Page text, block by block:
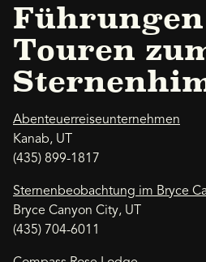
Touren
Abenteuerreiseunternehmen
Kanab, UT
(435) 899-1817
Sternenbeobachtung im Bryce
Bryce Canyon City, UT
(435) 704-6011